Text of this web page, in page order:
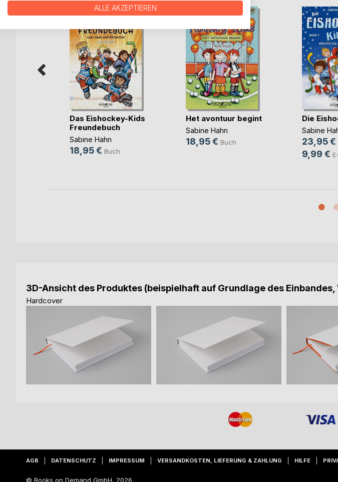
Das Eishockey-Kids
Freundebuch
Sabine Hahn
18,95 € Buch
Het avontuur begint
Sabine Hahn
18,95 € Buch
Die
Sabine
23,95 €
9,99 €
3D-Ansicht des Produktes (beispielhaft auf Grundlage des
Hardcover
AGB DATENSCHUTZ IMPRESSUM VERSANDKOSTEN, LIEFERUNG & ZAHLUNG HILFE
© Books on Demand GmbH, 2026
ALLE AKZEPTIEREN